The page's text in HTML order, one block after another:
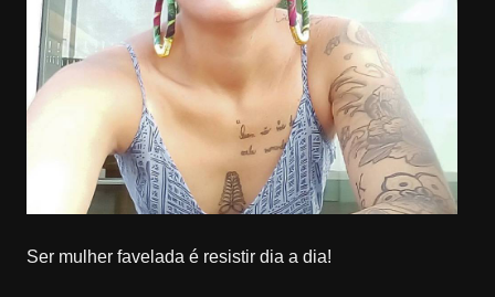
Ser mulher favelada é resistir dia a dia!